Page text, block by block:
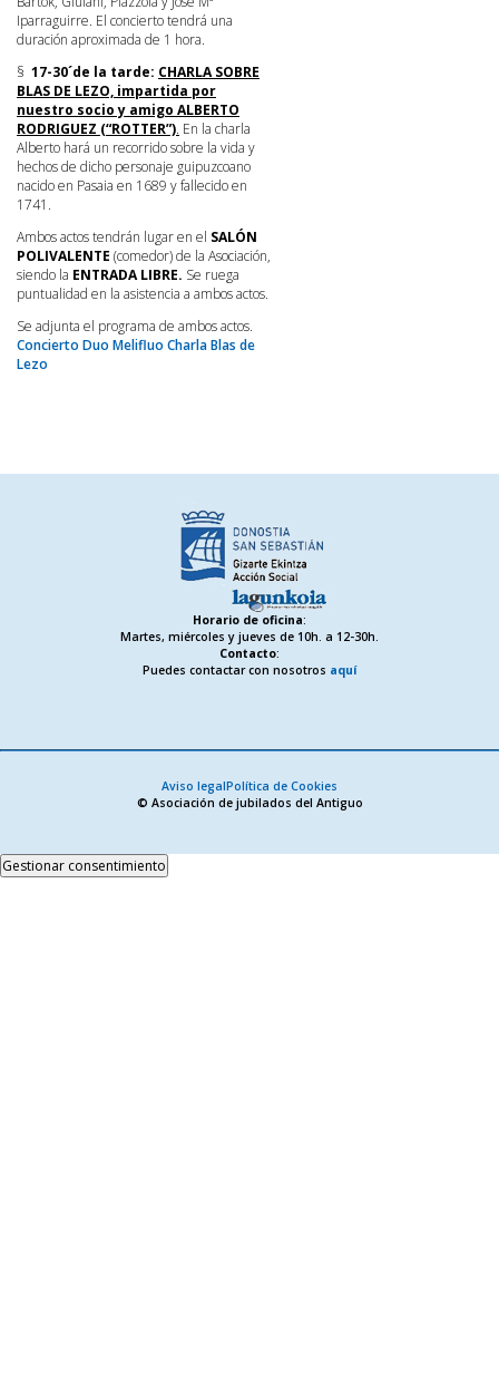
Iparraguirre. El concierto tendrá una
duración aproximada de 1 hora.
§ 17-30´de la tarde: CHARLA SOBRE
BLAS DE LEZO, impartida por
nuestro socio y amigo ALBERTO
RODRIGUEZ (“ROTTER”). En la charla
Alberto hará un recorrido sobre la vida y
hechos de dicho personaje guipuzcoano
nacido en Pasaia en 1689 y fallecido en
1741.
Ambos actos tendrán lugar en el SALÓN
POLIVALENTE (comedor) de la Asociación,
siendo la ENTRADA LIBRE. Se ruega
puntualidad en la asistencia a ambos actos.
Se adjunta el programa de ambos actos.
Concierto Duo Melifluo Charla Blas de
Lezo
Horario de oficina:
Martes, miércoles y jueves de 10h. a 12-30h.
Contacto:
Puedes contactar con nosotros aquí
© Asociación de jubilados del Antiguo
Aviso legalPolítica de Cookies
Gestionar consentimiento